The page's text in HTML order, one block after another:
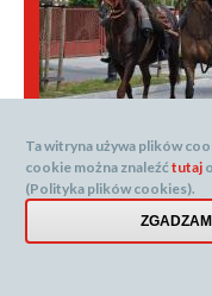
Ta witryna używa plików
cookie można znaleźćtutaj
(Polityka plików cookies).